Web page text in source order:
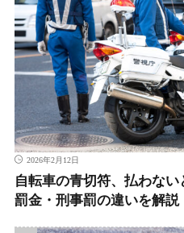
2026年2月12日
自転車の青切符、払わない
罰金・刑事罰の違いを解説